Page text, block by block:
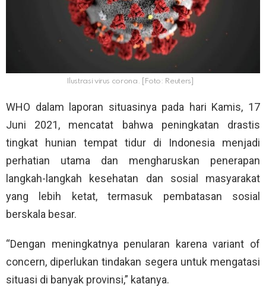
Ilustrasi virus corona. [Foto: Reuters]
WHO dalam laporan situasinya pada hari Kamis, 17
Juni 2021, mencatat bahwa peningkatan drastis
tingkat hunian tempat tidur di Indonesia menjadi
perhatian utama dan mengharuskan penerapan
langkah-langkah kesehatan dan sosial masyarakat
yang lebih ketat, termasuk pembatasan sosial
berskala besar.
“Dengan meningkatnya penularan karena variant of
concern, diperlukan tindakan segera untuk mengatasi
situasi di banyak provinsi,” katanya.